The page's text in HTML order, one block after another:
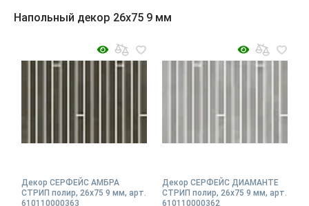
Напольный декор 26x75 9 мм
Декор СЕРФЕЙС АМБРА
СТРИП полир, 26x75 9 мм, арт.
610110000363
Декор СЕРФЕЙС ДИАМАНТЕ
СТРИП полир, 26x75 9 мм, арт.
610110000362